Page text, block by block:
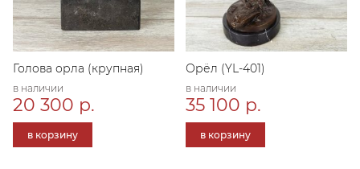
Голова орла (крупная)
в наличии
20 300 р.
в корзину
Орёл (YL-401)
в наличии
35 100 р.
в корзину